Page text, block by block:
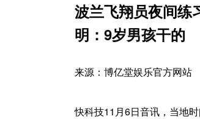
波兰飞翔员夜间练
明：9岁男孩干的
来源： 博亿堂娱乐官方网站
快科技11月6日音讯，当地